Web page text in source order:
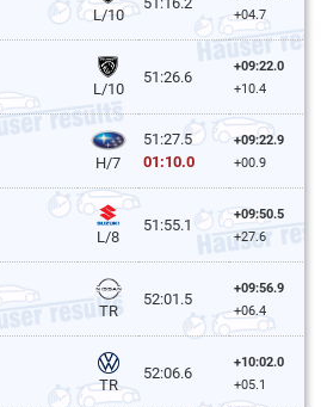
L/10
+04.7
L/10
51:26.6
+09:22.0
+10.4
H/7
51:27.5
01:10.0
+09:22.9
+00.9
L/8
51:55.1
+09:50.5
+27.6
TR
52:01.5
+09:56.9
+06.4
TR
52:06.6
+10:02.0
+05.1